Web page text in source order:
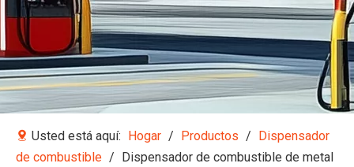
Usted está aquí: Hogar / Productos / Dispensador
de combustible / Dispensador de combustible de metal